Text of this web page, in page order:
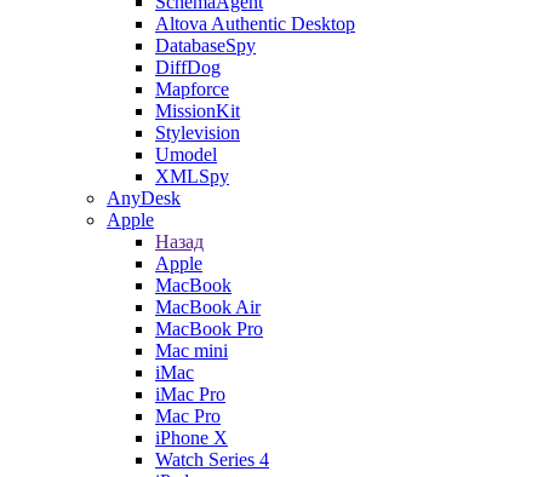
Altova Authentic Desktop
DatabaseSpy
DiffDog
Mapforce
MissionKit
Stylevision
Umodel
XMLSpy
AnyDesk
Apple
Назад
Apple
MacBook
MacBook Air
MacBook Pro
Mac mini
iMac
iMac Pro
Mac Pro
iPhone X
Watch Series 4